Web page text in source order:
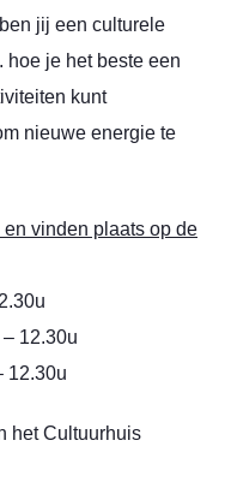
jij een culturele
hoe je het beste een
kunt
nieuwe energie te
vinden plaats op de
12.30u
12.30u
het Cultuurhuis